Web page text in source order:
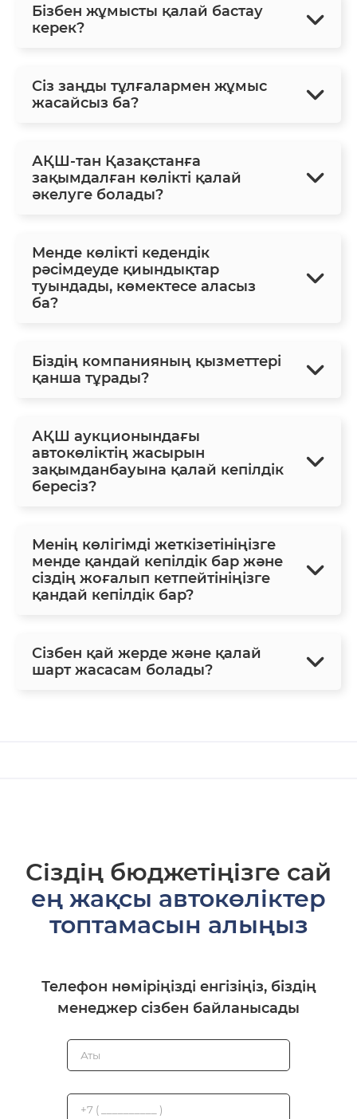
Бізбен жұмысты қалай бастау
керек?
Сіз заңды тұлғалармен жұмыс
жасайсыз ба?
АҚШ-тан Қазақстанға
зақымдалған көлікті қалай
әкелуге болады?
Менде көлікті кедендік
рәсімдеуде қиындықтар
туындады, көмектесе аласыз
ба?
Біздің компанияның қызметтері
қанша тұрады?
АҚШ аукционындағы
автокөліктің жасырын
зақымданбауына қалай кепілдік
бересіз?
Менің көлігімді жеткізетініңізге
менде қандай кепілдік бар және
сіздің жоғалып кетпейтініңізге
қандай кепілдік бар?
Сізбен қай жерде және қалай
шарт жасасам болады?
Сіздің бюджетіңізге сай
ең жақсы автокөліктер
топтамасын алыңыз
Телефон нөміріңізді енгізіңіз, біздің
менеджер сізбен байланысады